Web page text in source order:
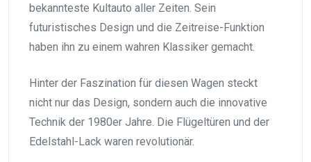
bekannteste Kultauto aller Zeiten. Sein
futuristisches Design und die Zeitreise-Funktion
haben ihn zu einem wahren Klassiker gemacht.
Hinter der Faszination für diesen Wagen steckt
nicht nur das Design, sondern auch die innovative
Technik der 1980er Jahre. Die Flügeltüren und der
Edelstahl-Lack waren revolutionär.